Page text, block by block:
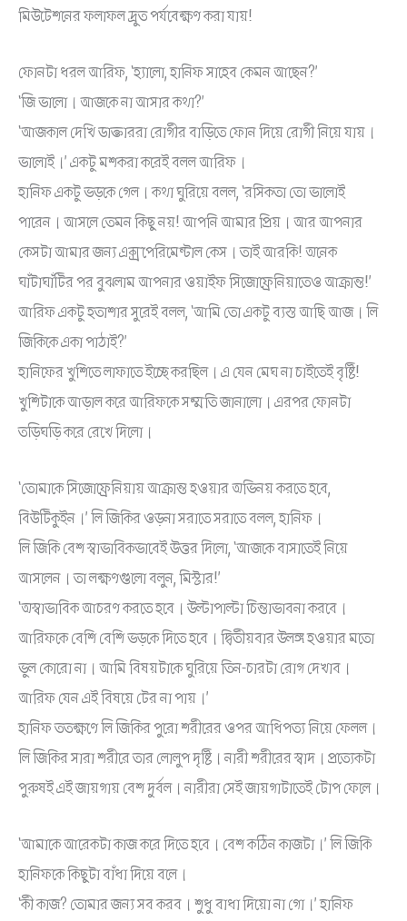
মিউটেশনের ফলাফল দ্রুত পর্যবেক্ষণ করা যায়!
ফোনটা ধরল আরিফ, ‘হ্যালো, হানিফ সাহেব কেমন আছেন?’
‘জি ভালো। আজকে না আসার কথা?’
‘আজকাল দেখি ডাক্তাররা রোগীর বাড়িতে ফোন দিয়ে রোগী নিয়ে যায়।
ভালোই।’ একটু মশকরা করেই বলল আরিফ।
হানিফ একটু ভড়কে গেল। কথা ঘুরিয়ে বলল, ‘রসিকতা তো ভালোই
পারেন। আসলে তেমন কিছু নয়! আপনি আমার প্রিয়। আর আপনার
কেসটা আমার জন্য এক্সপেরিমেন্টাল কেস। তাই আরকি! অনেক
ঘাঁটাঘাঁটির পর বুঝলাম আপনার ওয়াইফ সিজোফ্রেনিয়াতেও আক্রান্ত!’
আরিফ একটু হতাশার সুরেই বলল, ‘আমি তো একটু ব্যস্ত আছি আজ। লি
জিকিকে একা পাঠাই?’
হানিফের খুশিতে লাফাতে ইচ্ছে করছিল। এ যেন মেঘ না চাইতেই বৃষ্টি!
খুশিটাকে আড়াল করে আরিফকে সম্মতি জানালো। এরপর ফোনটা
তড়িঘড়ি করে রেখে দিলো।
‘তোমাকে সিজোফ্রেনিয়ায় আক্রান্ত হওয়ার অভিনয় করতে হবে,
বিউটিকুইন।’ লি জিকির ওড়না সরাতে সরাতে বলল, হানিফ।
লি জিকি বেশ স্বাভাবিকভাবেই উত্তর দিলো, ‘আজকে বাসাতেই নিয়ে
আসলেন। তা লক্ষণগুলো বলুন, মিস্টার!’
‘অস্বাভাবিক আচরণ করতে হবে। উল্টাপাল্টা চিন্তাভাবনা করবে।
আরিফকে বেশি বেশি ভড়কে দিতে হবে। দ্বিতীয়বার উলঙ্গ হওয়ার মতো
ভুল কোরো না। আমি বিষয়টাকে ঘুরিয়ে তিন-চারটা রোগ দেখাব।
আরিফ যেন এই বিষয়ে টের না পায়।’
হানিফ ততক্ষণে লি জিকির পুরো শরীরের ওপর আধিপত্য নিয়ে ফেলল।
লি জিকির সারা শরীরে তার লোলুপ দৃষ্টি। নারী শরীরের স্বাদ। প্রত্যেকটা
পুরুষই এই জায়গায় বেশ দুর্বল। নারীরা সেই জায়গাটাতেই টোপ ফেলে।
‘আমাকে আরেকটা কাজ করে দিতে হবে। বেশ কঠিন কাজটা।’ লি জিকি
হানিফকে কিছুটা বাঁধা দিয়ে বলে।
‘কী কাজ? তোমার জন্য সব করব। শুধু বাধা দিয়ো না গো।’ হানিফ